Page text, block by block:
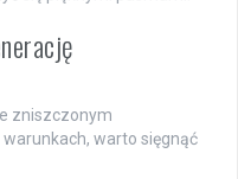
zniszczonym
warto sięgnąć